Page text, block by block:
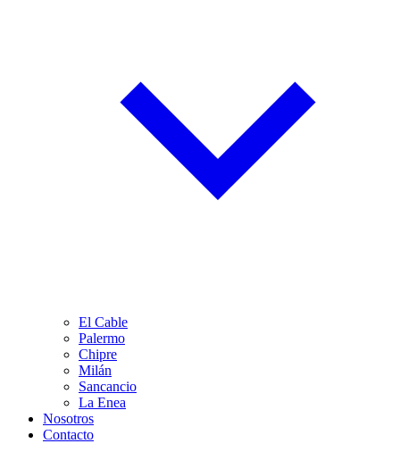
El Cable
Palermo
Chipre
Milán
Sancancio
La Enea
Nosotros
Contacto